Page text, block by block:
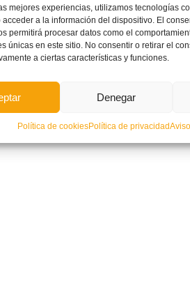
mejores experiencias, utilizamos tecnologías
acceder a la información del dispositivo. El
permitirá procesar datos como el
únicas en este sitio. No consentir o retirar el
a ciertas características y funciones.
Denegar
Política de cookiesPolítica de privacidad